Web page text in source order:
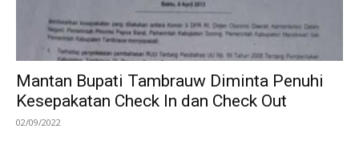
Mantan Bupati Tambrauw Diminta Penuhi
Kesepakatan Check In dan Check Out
02/09/2022